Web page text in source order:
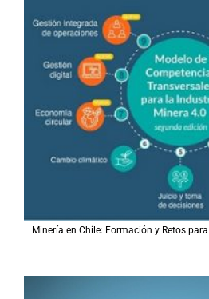
Minería en Chile: Formación y Retos